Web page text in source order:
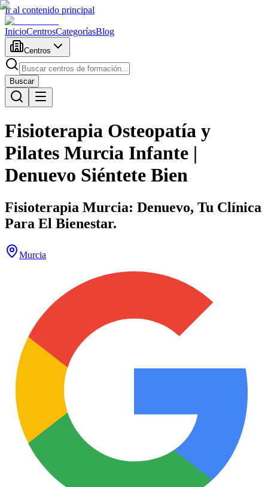
Ir al contenido principal
InicioCentrosCategoríasBlog
Centros
Buscar
Fisioterapia Osteopatía y
Pilates Murcia Infante |
Denuevo Siéntete Bien
Fisioterapia Murcia: Denuevo, Tu Clínica
Para El Bienestar.
Murcia